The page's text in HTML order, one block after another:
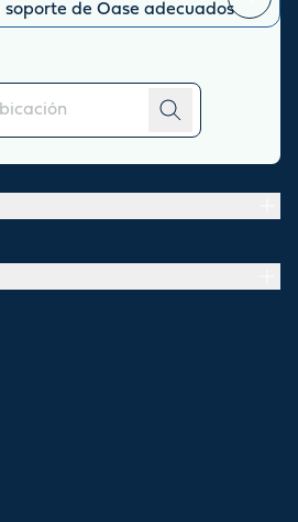
soporte de Oase adecuados
momento.